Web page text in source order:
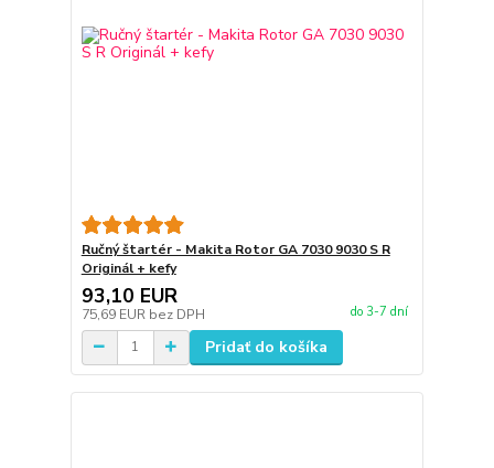
Ručný štartér - Makita Rotor GA 7030 9030 S R
Originál + kefy
93,10 EUR
75,69 EUR bez DPH do 3-7 dní
Pridať do košíka